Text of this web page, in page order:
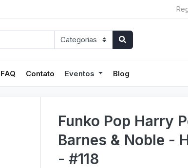
FAQ Contato Eventos Blog
Funko Pop Harry
Barnes & Noble -
- #118